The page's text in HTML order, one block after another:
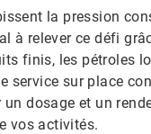
la pression
à relever ce défi
finis, les pétroles
service sur place
dosage et un
vos activités.